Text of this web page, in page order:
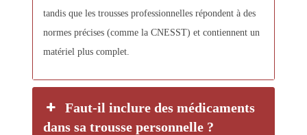
tandis que les trousses professionnelles répondent à des
normes précises (comme la CNESST) et contiennent un
matériel plus complet.
Faut-il inclure des médicaments
dans sa trousse personnelle ?